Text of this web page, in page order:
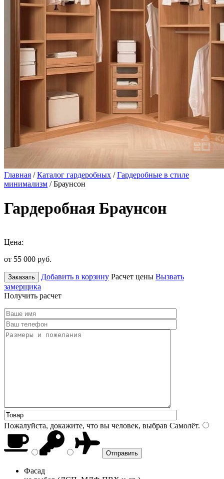
Главная /Каталог гардеробных /Гардеробные в стиле
минимализм / Браунсон
Гардеробная Браунсон
Цена:
от 55 000 руб.
Заказать Добавить в корзину Расчет цены Вызвать
замерщика
Получить расчет
Пожалуйста, докажите, что вы человек, выбрав Самолёт.
Фасад